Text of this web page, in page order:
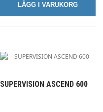
LÄGG I VARUKORG
SUPERVISION ASCEND 600